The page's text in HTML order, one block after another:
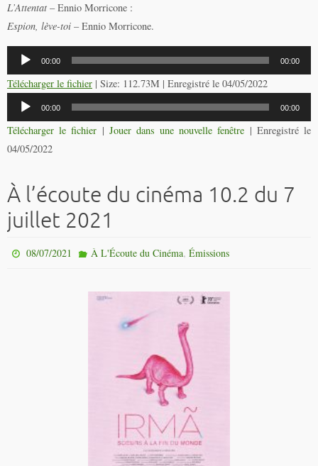
L’Attentat – Ennio Morricone :
Espion, lève-toi – Ennio Morricone.
Lecteur
audio
00:00 00:00
Télécharger le fichier | Size: 112.73M | Enregistré le 04/05/2022
Lecteur
audio
00:00 00:00
Télécharger le fichier | Jouer dans une nouvelle fenêtre | Enregistré le
04/05/2022
À l’écoute du cinéma 10.2 du 7
juillet 2021
08/07/2021 À L'Écoute du Cinéma, Émissions